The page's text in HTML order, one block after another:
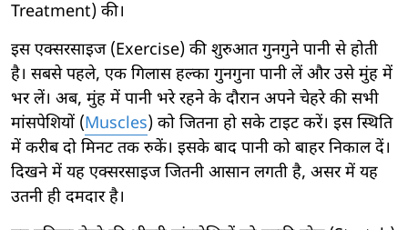
Treatment) की।
इस एक्सरसाइज (Exercise) की शुरुआत गुनगुने पानी से होती
है। सबसे पहले, एक गिलास हल्का गुनगुना पानी लें और उसे मुंह में
भर लें। अब, मुंह में पानी भरे रहने के दौरान अपने चेहरे की सभी
मांसपेशियों (Muscles) को जितना हो सके टाइट करें। इस स्थिति
में करीब दो मिनट तक रुकें। इसके बाद पानी को बाहर निकाल दें।
दिखने में यह एक्सरसाइज जितनी आसान लगती है, असर में यह
उतनी ही दमदार है।